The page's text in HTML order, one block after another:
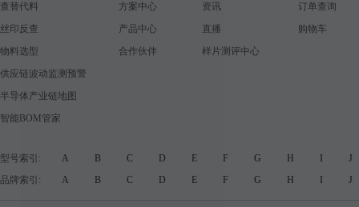
查替代料
丝印反查
物料选型
供应链波动监测预警
半导体产业链地图
智能BOM管家
方案中心
产品中心
合作伙伴
资讯
直播
样片测评中心
订单查询
购物车
型号索引: A B C D E F G H
品牌索引:
A B C D E F G H